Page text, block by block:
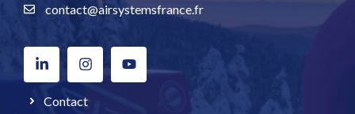
contact@airsystemsfrance.fr
Contact